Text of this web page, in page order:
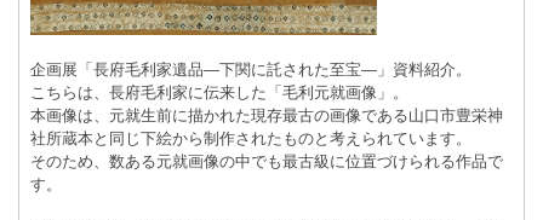
企画展「長府毛利家遺品―下関に託された至宝―」資料紹介。
こちらは、長府毛利家に伝来した「毛利元就画像」。
本画像は、元就生前に描かれた現存最古の画像である山口市豊栄神
社所蔵本と同じ下絵から制作されたものと考えられています。
そのため、数ある元就画像の中でも最古級に位置づけられる作品で
す。